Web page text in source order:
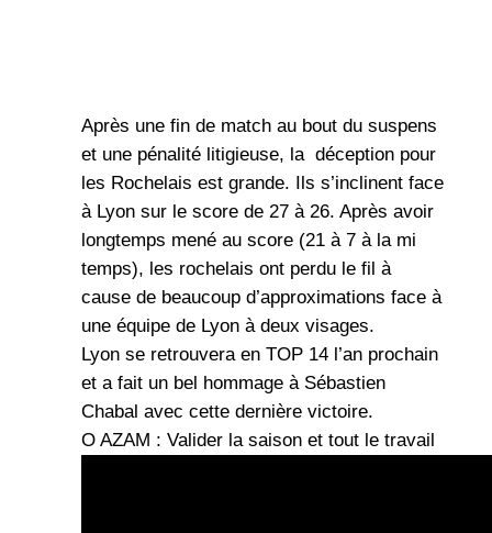
Après une fin de match au bout du suspens
et une pénalité litigieuse, la déception pour
les Rochelais est grande. Ils s’inclinent face
à Lyon sur le score de 27 à 26. Après avoir
longtemps mené au score (21 à 7 à la mi
temps), les rochelais ont perdu le fil à
cause de beaucoup d’approximations face à
une équipe de Lyon à deux visages.
Lyon se retrouvera en TOP 14 l’an prochain
et a fait un bel hommage à Sébastien
Chabal avec cette dernière victoire.
O AZAM : Valider la saison et tout le travail